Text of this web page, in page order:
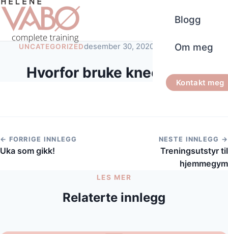
Blogg
Om meg
Kontakt meg
UNCATEGORIZEDdesember 30, 2020 1 minutt lesetid
Hvorfor bruke kneecaps?
← FORRIGE INNLEGG
Uka som gikk!
NESTE INNLEGG →
Treningsutstyr til
hjemmegym
LES MER
Relaterte innlegg